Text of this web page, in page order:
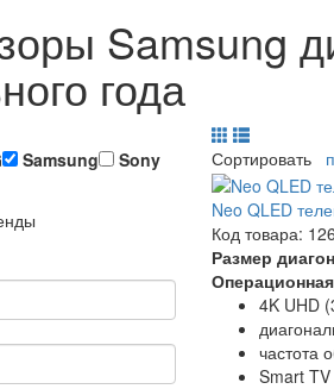
Samsung
года
Samsung
Sony
Сортировать
Neo QLED
Код товара:
Размер
4K UHD
частота
Smart